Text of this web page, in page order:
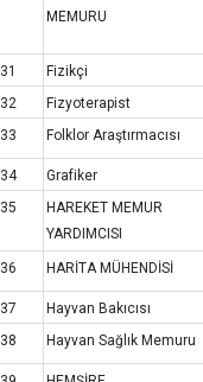
MEMURU
31 Fizikçi
32
Fizyoterapist
33
Folklor Araştırmacısı
34 Grafiker
35
HAREKET MEMUR
YARDIMCISI
36 HARİTA MÜHENDİSİ
37 Hayvan Bakıcısı
38
Hayvan Sağlık Memuru